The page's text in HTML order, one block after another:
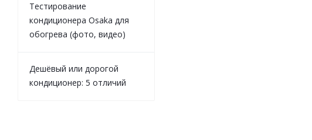
Тестирование
кондиционера Osaka для
обогрева (фото, видео)
Дешёвый или дорогой
кондиционер: 5 отличий